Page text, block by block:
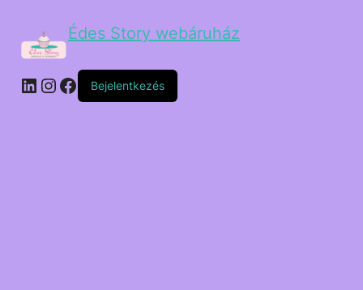
Édes Story webáruház
Bejelentkezés